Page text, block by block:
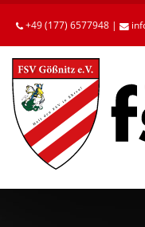
Betätigen
die
Enter-
Taste,
um
zum
Hauptinhalt
gelangen.
+49 (177) 6577948 |